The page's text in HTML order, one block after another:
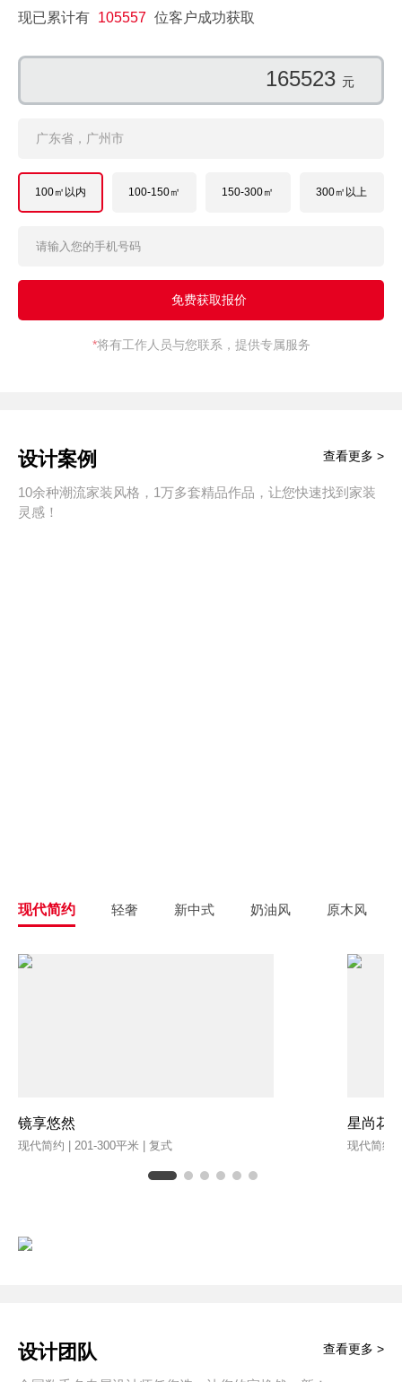
现已累计有 105557 位客户成功获取
165523 元
广东省，广州市
100㎡以内 100-150㎡ 150-300㎡ 300㎡以上
*将有工作人员与您联系，提供专属服务
设计案例
10余种潮流家装风格，1万多套精品作品，让您快速找到家装
灵感！
查看更多 >
现代简约 轻奢 新中式 奶油风 原木风
镜享悠然
现代简约 | 201-300平米 | 复式
星尚花
现代简约
设计团队 查看更多 >